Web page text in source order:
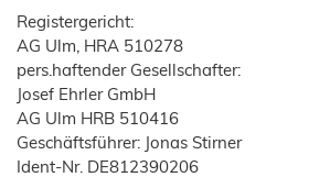
Shop
Registergericht:
AG Ulm, HRA 510278
pers.haftender Gesellschafter:
Josef Ehrler GmbH
AG Ulm HRB 510416
Geschäftsführer: Jonas Stirner
Ident-Nr. DE812390206